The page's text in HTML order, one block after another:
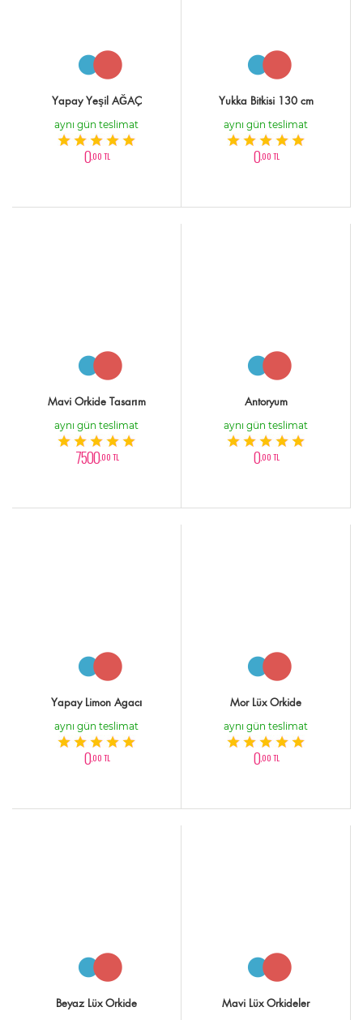
Yapay Yeşil AĞAÇ
aynı gün teslimat
0,00 TL
Yukka Bitkisi 130 cm
aynı gün teslimat
0,00 TL
Mavi Orkide Tasarım
aynı gün teslimat
7500,00 TL
Antoryum
aynı gün teslimat
0,00 TL
Yapay Limon Agacı
aynı gün teslimat
0,00 TL
Mor Lüx Orkide
aynı gün teslimat
0,00 TL
Beyaz Lüx Orkide Mavi Lüx Orkideler